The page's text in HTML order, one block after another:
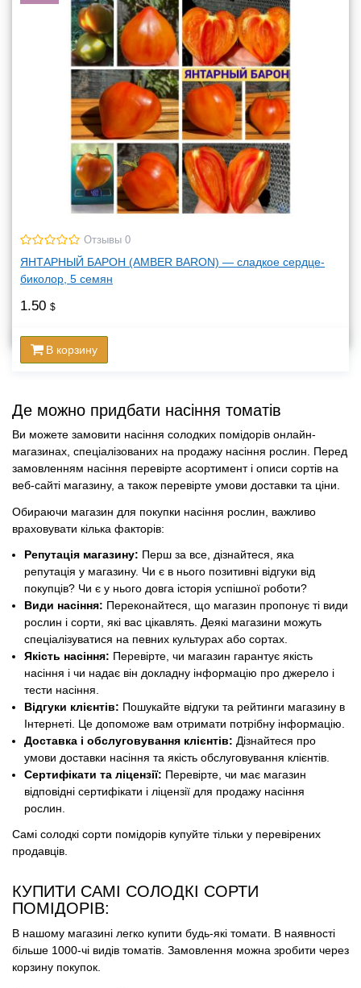
Отзывы 0
ЯНТАРНЫЙ БАРОН (AMBER BARON) — сладкое сердце-
биколор, 5 семян
1.50 $
В корзину
Де можно придбати насіння томатів
Ви можете замовити насіння солодких помідорів онлайн-
магазинах, спеціалізованих на продажу насіння рослин. Перед
замовленням насіння перевірте асортимент і описи сортів на
веб-сайті магазину, а також перевірте умови доставки та ціни.
Обираючи магазин для покупки насіння рослин, важливо
враховувати кілька факторів:
Репутація магазину: Перш за все, дізнайтеся, яка
репутація у магазину. Чи є в нього позитивні відгуки від
покупців? Чи є у нього довга історія успішної роботи?
Види насіння: Переконайтеся, що магазин пропонує ті види
рослин і сорти, які вас цікавлять. Деякі магазини можуть
спеціалізуватися на певних культурах або сортах.
Якість насіння: Перевірте, чи магазин гарантує якість
насіння і чи надає він докладну інформацію про джерело і
тести насіння.
Відгуки клієнтів: Пошукайте відгуки та рейтинги магазину в
Інтернеті. Це допоможе вам отримати потрібну інформацію.
Доставка і обслуговування клієнтів: Дізнайтеся про
умови доставки насіння та якість обслуговування клієнтів.
Сертифікати та ліцензії: Перевірте, чи має магазин
відповідні сертифікати і ліцензії для продажу насіння
рослин.
Самі солодкі сорти помідорів купуйте тільки у перевірених
продавців.
КУПИТИ САМІ СОЛОДКІ СОРТИ
ПОМІДОРІВ:
В нашому магазині легко купити будь-які томати. В наявності
більше 1000-чі видів томатів. Замовлення можна зробити через
корзину покупок.